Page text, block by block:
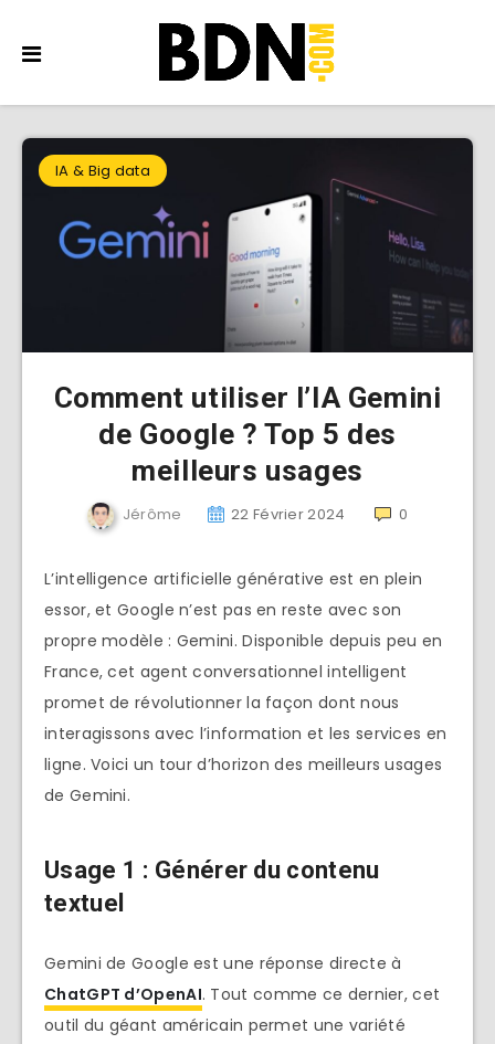
IA & Big data
Comment utiliser l’IA Gemini
de Google ? Top 5 des
meilleurs usages
Jérôme 22 Février 2024 0
L’intelligence artificielle générative est en plein
essor, et Google n’est pas en reste avec son
propre modèle : Gemini. Disponible depuis peu en
France, cet agent conversationnel intelligent
promet de révolutionner la façon dont nous
interagissons avec l’information et les services en
ligne. Voici un tour d’horizon des meilleurs usages
de Gemini.
Usage 1 : Générer du contenu
textuel
Gemini de Google est une réponse directe à
ChatGPT d’OpenAI. Tout comme ce dernier, cet
outil du géant américain permet une variété